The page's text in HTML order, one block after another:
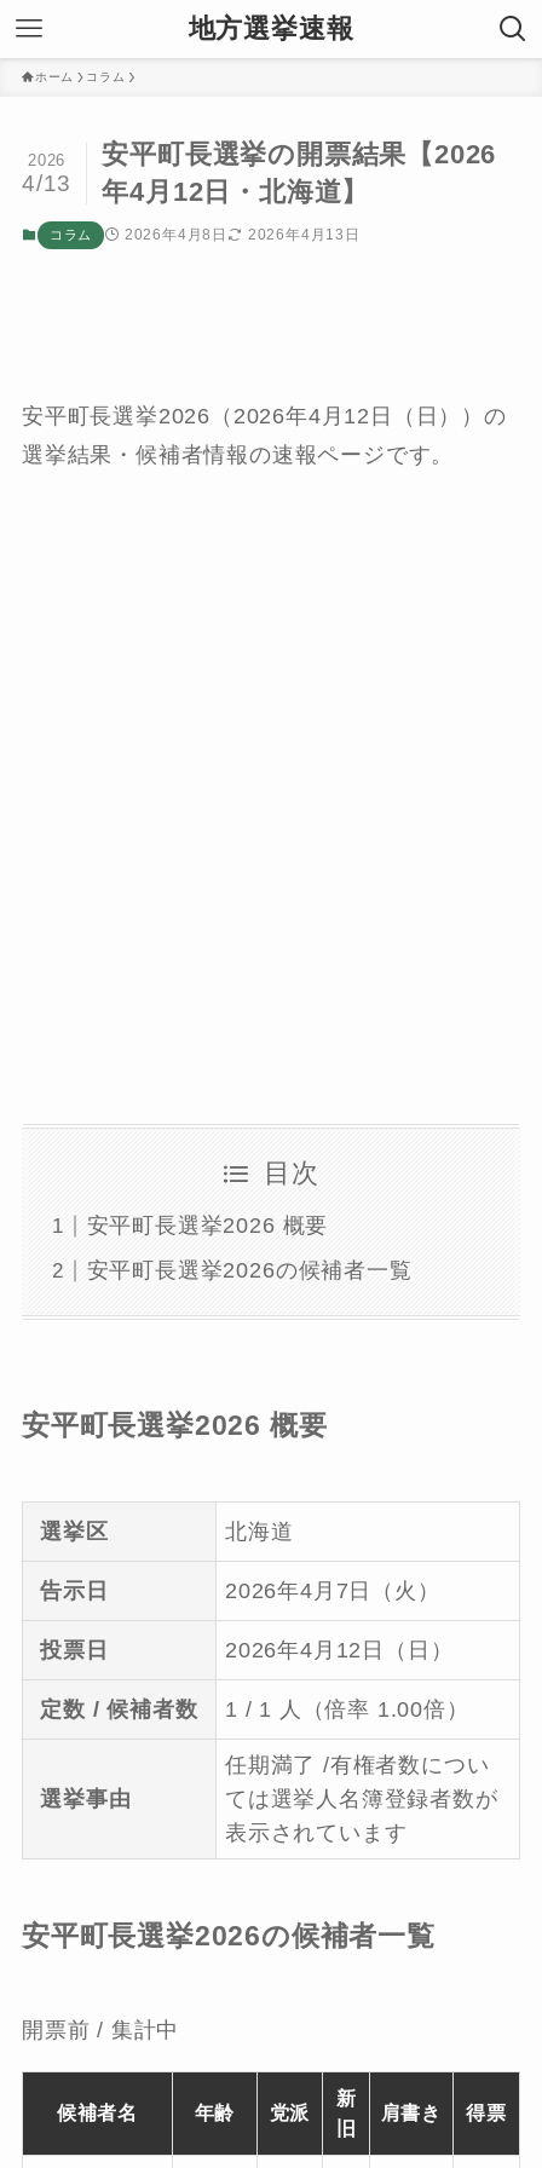
地方選挙速報
ホーム コラム
安平町長選挙の開票結果【2026
年4月12日・北海道】
2026
4/13
コラム 2026年4月8日 2026年4月13日
安平町長選挙2026（2026年4月12日（日））の
選挙結果・候補者情報の速報ページです。
目次
安平町長選挙2026 概要
安平町長選挙2026の候補者一覧
安平町長選挙2026 概要
選挙区 北海道
告示日 2026年4月7日（火）
投票日 2026年4月12日（日）
定数 / 候補者数 1 / 1 人（倍率 1.00倍）
選挙事由
任期満了 /有権者数につい
ては選挙人名簿登録者数が
表示されています
安平町長選挙2026の候補者一覧
開票前 / 集計中
候補者名 年齢 党派
新
旧
肩書き 得票